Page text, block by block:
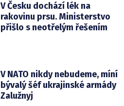
V Česku dochází lék na
rakovinu prsu. Ministerstvo
přišlo s neotřelým řešením
V NATO nikdy nebudeme, míní
bývalý šéf ukrajinské armády
Zalužnyj